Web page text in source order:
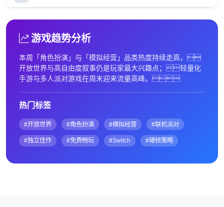
游戏趋势分析
本周「角色扮演」与「模拟经营」品类热度持续走高，
开放世界与高自由度叙事仍是玩家最大兴趣点；轻量化
手游与多人派对游戏在周末迎来流量高峰。
热门标签
#开放世界 #角色扮演 #模拟经营 #联机派对
#独立佳作 #免费畅玩 #Switch #硬核策略